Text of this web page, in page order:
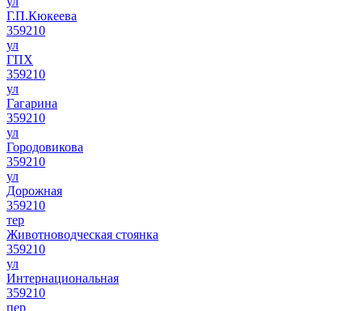
Г.П.Кюкеева
359210
ул
ГПХ
359210
ул
Гагарина
359210
ул
Городовикова
359210
ул
Дорожная
359210
тер
Животноводческая стоянка
359210
ул
Интернациональная
359210
пер